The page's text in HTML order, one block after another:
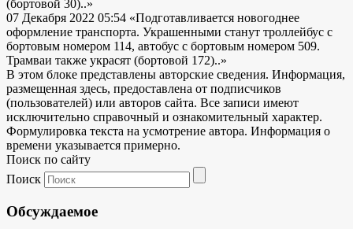
(бортовой 30)..»
07 Декабря 2022 05:54 «Подготавливается новогоднее
оформление транспорта. Украшенными станут троллейбус с
бортовым номером 114, автобус с бортовым номером 509.
Трамваи также украсят (бортовой 172)..»
В этом блоке представлены авторские сведения. Информация,
размещенная здесь, предоставлена от подписчиков
(пользователей) или авторов сайта. Все записи имеют
исключительно справочный и ознакомительный характер.
Формулировка текста на усмотрение автора. Информация о
времени указывается примерно.
Поиск по сайту
Поиск
Обсуждаемое